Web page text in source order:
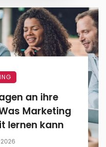
an ihre
Marketing
lernen kann